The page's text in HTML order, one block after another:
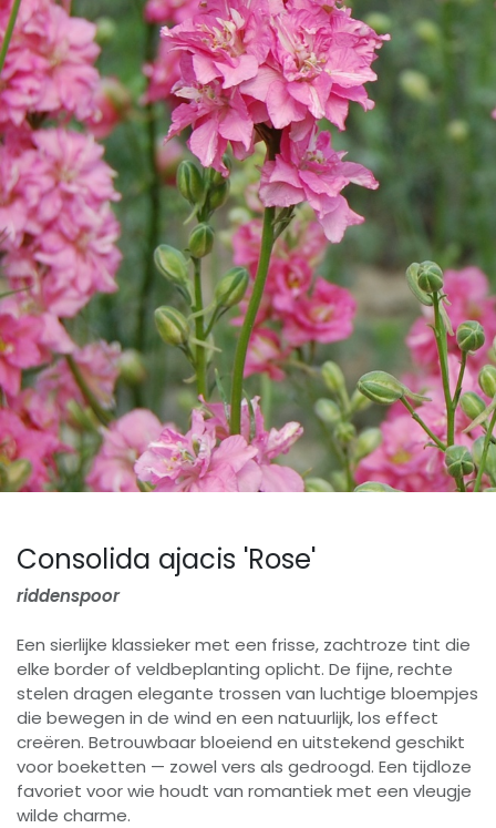
Consolida ajacis 'Rose'
riddenspoor
Een sierlijke klassieker met een frisse, zachtroze tint die
elke border of veldbeplanting oplicht. De fijne, rechte
stelen dragen elegante trossen van luchtige bloempjes
die bewegen in de wind en een natuurlijk, los effect
creëren. Betrouwbaar bloeiend en uitstekend geschikt
voor boeketten — zowel vers als gedroogd. Een tijdloze
favoriet voor wie houdt van romantiek met een vleugje
wilde charme.